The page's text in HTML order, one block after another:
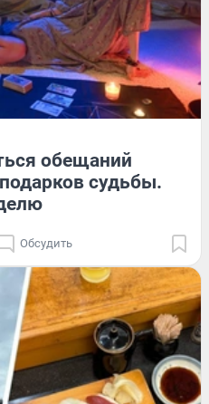
обещаний
судьбы.
Обсудить